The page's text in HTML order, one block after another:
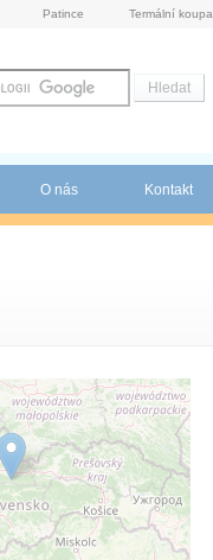
Patince Termální
O nás Kontakt